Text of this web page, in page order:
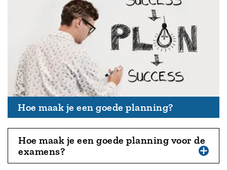
Hoe maak je een goede planning?
Hoe maak je een goede planning voor de
examens?